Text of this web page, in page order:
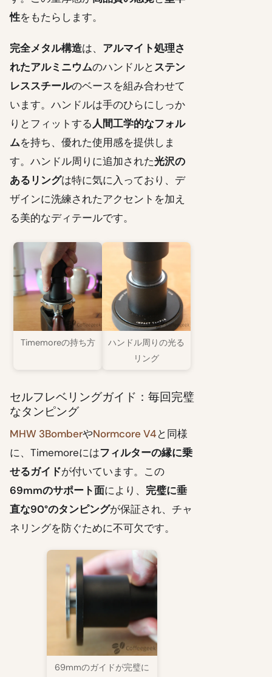
性をもたらします。
完全メタル構造は、 アルマイト処理さ
れたアルミニウムのハンドルとステン
レススチールのベースを組み合わせて
います。ハンドルは手のひらにしっか
りとフィットする人間工学的なフォル
ムを持ち、優れた使用感を提供しま
す。ハンドル周りに追加された光沢の
あるリングは特に気に入っており、デ
ザインに洗練されたアクセントを加え
る美的なディテールです。
Timemoreの持ち方
ハンドル周りの光る
リング
セルフレベリングガイド：毎回完璧
なタンピング
MHW 3BomberやNormcore V4と同様
に、Timemoreにはフィルターの縁に乗
せるガイドが付いています。この
69mmのサポート面により、 完璧に垂
直な90°のタンピングが保証され、チャ
ネリングを防ぐために不可欠です。
69mmのガイドが完璧に